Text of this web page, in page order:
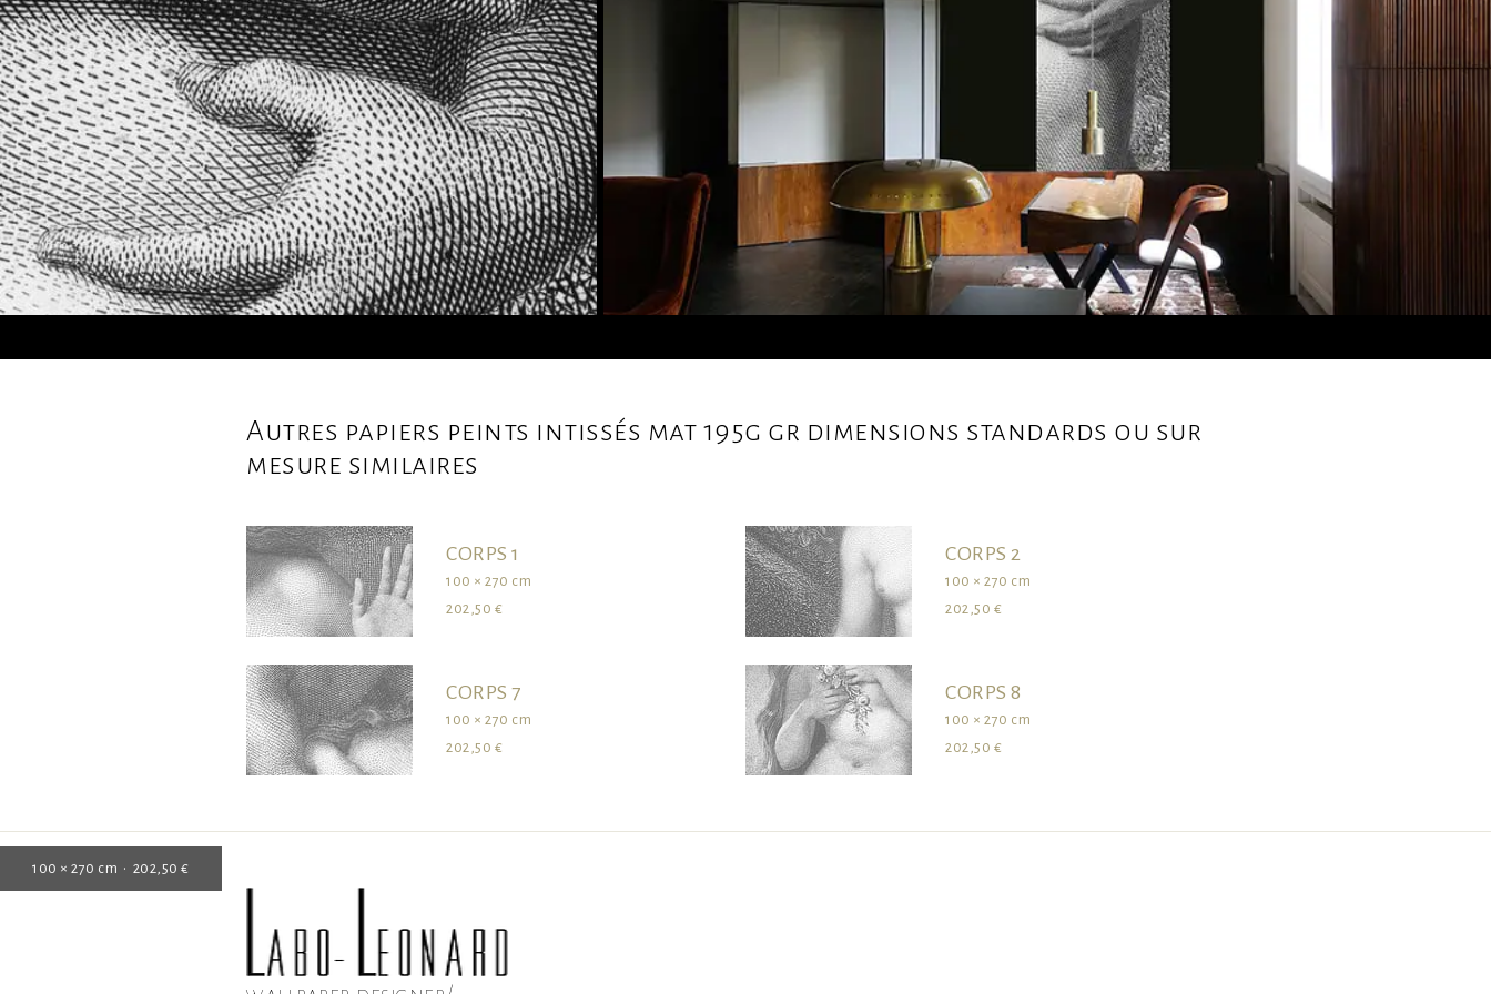
100 × 270 cm • 202,50 €
Autres papiers peints intissés mat 195g gr dimensions standards ou sur
mesure similaires
CORPS 1
100 × 270 cm
202,50 €
CORPS 2
100 × 270 cm
202,50 €
CORPS 7
100 × 270 cm
202,50 €
CORPS 8
100 × 270 cm
202,50 €